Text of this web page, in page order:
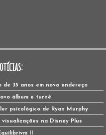
de 35 anos em novo endereço
álbum e turnê
psicológico de Ryan Murphy
na Disney Plus
II